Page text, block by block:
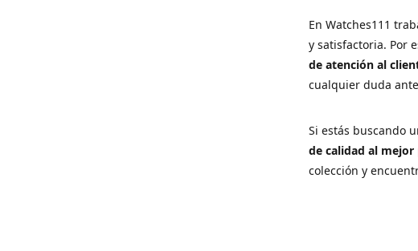
En Watches111
y satisfactoria. Por
de atención al
cualquier duda
Si estás buscando
de calidad al mejor
colección y